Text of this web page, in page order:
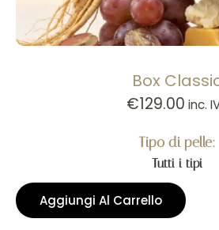
Box
€129.00 inc.
Tipo di pelle:
Tutti i tipi
Aggiungi Al Carrello